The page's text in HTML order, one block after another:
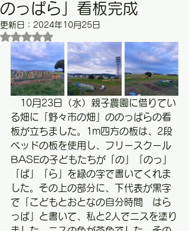
のっぱら」看板完成
更新日： 2024年10月25日
5つ星のうちNaNと評価されています。
10月23日（水）親子農園に借りてい
る畑に「野々市の畑」ののっぱらの看
板が立ちました。1m四方の板は、2段
ベッドの板を使用し、フリースクール
BASEの子どもたちが「の」「のっ」
「ぱ」「ら」を緑の字で書いてくれま
した。その上の部分に、下代表が黒字
で「こどもとおとなの自分時間　はら
っぱ」と書いて、私と2人でニスを塗り